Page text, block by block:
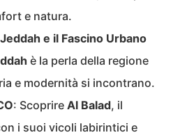
e natura.
e il Fascino Urbano
è la perla della regione
e modernità si incontrano.
: Scoprire Al Balad, il
i suoi vicoli labirintici e